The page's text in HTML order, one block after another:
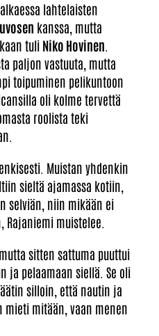
lahtelaisten
kanssa, mutta
tuli Niko Hovinen
paljon vastuuta, mutta
toipuminen pelikuntoon
oli kolme tervettä
roolista teki
Muistan yhdenkin
sieltä ajamassa kotiin,
selviän, niin mikään ei
muistelee.
sitten sattuma puuttui
ja pelaamaan siellä. Se oli
silloin, että nautin ja
mitään, vaan menen